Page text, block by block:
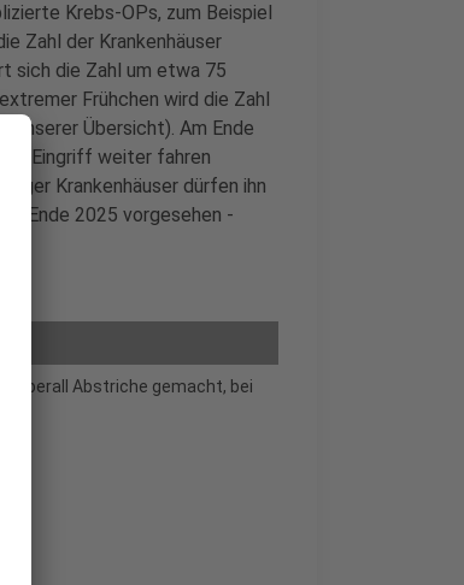
Krebs-OPs, zum Beispiel
Zahl der Krankenhäuser
sich die Zahl um etwa 75
Frühchen wird die Zahl
unserer Übersicht). Am Ende
Eingriff weiter fahren
Krankenhäuser dürfen ihn
Ende 2025 vorgesehen -
überall Abstriche gemacht, bei